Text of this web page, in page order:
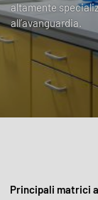
altamente
all’avanguardia.
Principali matrici